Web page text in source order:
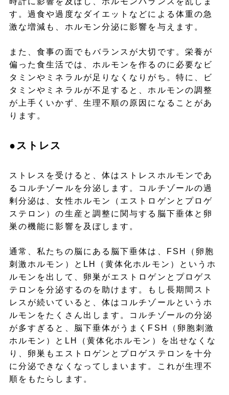
す。過食や過度なダイエットなどによる体重の急
激な増減も、ホルモン分泌に影響を与えます。
また、食事の面でもバランスが大切です。栄養が
偏った食生活では、ホルモンを作るのに必要なビ
タミンやミネラルが足りなくなりがち。特に、ビ
タミンやミネラルが不足すると、ホルモンの調整
が上手くいかず、生理不順の原因になることがあ
ります。
●ストレス
ストレスを受けると、体はストレスホルモンであ
るコルチゾールを分泌します。コルチゾールの過
剰分泌は、女性ホルモン（エストロゲンとプロゲ
ステロン）の生産と調整に関与する脳下垂体と卵
巣の機能に影響を及ぼします。
通常、私たちの脳にある脳下垂体は、FSH（卵胞
刺激ホルモン）とLH（黄体化ホルモン）というホ
ルモンを出して、卵巣がエストロゲンとプロゲス
テロンを分泌するのを助けます。もし長期間スト
レスが続いていると、体はコルチゾールというホ
ルモンをたくさん出します。コルチゾールの分泌
が多すぎると、脳下垂体がうまくFSH（卵胞刺激
ホルモン）とLH（黄体化ホルモン）を出せなくな
り、卵巣もエストロゲンとプロゲステロンを十分
に分泌できなくなってしまいます。これが生理不
順をもたらします。